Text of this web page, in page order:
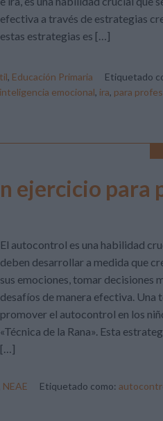
efectiva a través de estrategias
estas estrategias es […]
, Educación Primaria Etiquetado
inteligencia emocional, ira, para
ejercicio para
El autocontrol es una habilidad
deben desarrollar a medida que
sus emociones, tomar decisiones
desafíos de manera efectiva. Una
promover el autocontrol en los
«Técnica de la Rana». Esta
[…]
NEAE Etiquetado como: